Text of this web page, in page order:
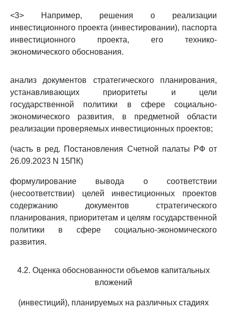
<3> Например, решения о реализации
инвестиционного проекта (инвестировании), паспорта
инвестиционного проекта, его технико-
экономического обоснования.
анализ документов стратегического планирования,
устанавливающих приоритеты и цели
государственной политики в сфере социально-
экономического развития, в предметной области
реализации проверяемых инвестиционных проектов;
(часть в ред. Постановления Счетной палаты РФ от
26.09.2023 N 15ПК)
формулирование вывода о соответствии
(несоответствии) целей инвестиционных проектов
содержанию документов стратегического
планирования, приоритетам и целям государственной
политики в сфере социально-экономического
развития.
4.2. Оценка обоснованности объемов капитальных
вложений
(инвестиций), планируемых на различных стадиях